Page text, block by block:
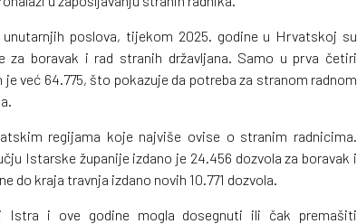
poslova, tijekom 2025. godine u Hrvatskoj su
za boravak i rad stranih državljana. Samo u prva četiri
već 64.775, što pokazuje da potreba za stranom radnom
regijama koje najviše ovise o stranim radnicima.
Istarske županije izdano je 24.456 dozvola za boravak i
do kraja travnja izdano novih 10.771 dozvola.
Istra i ove godine mogla dosegnuti ili čak premašiti